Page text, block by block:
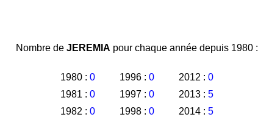
Nombre de JEREMIA pour chaque année depuis 1980 :
1980 : 0
1981 : 0
1982 : 0
1996 : 0
1997 : 0
1998 : 0
2012 : 0
2013 : 5
2014 : 5